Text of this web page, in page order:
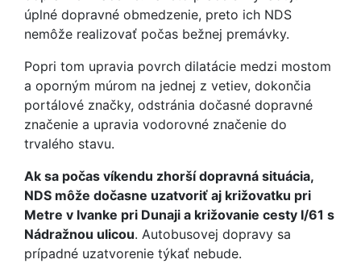
úplné dopravné obmedzenie, preto ich NDS
nemôže realizovať počas bežnej premávky.
Popri tom upravia povrch dilatácie medzi mostom
a oporným múrom na jednej z vetiev, dokončia
portálové značky, odstránia dočasné dopravné
značenie a upravia vodorovné značenie do
trvalého stavu.
Ak sa počas víkendu zhorší dopravná situácia,
NDS môže dočasne uzatvoriť aj križovatku pri
Metre v Ivanke pri Dunaji a križovanie cesty I/61 s
Nádražnou ulicou. Autobusovej dopravy sa
prípadné uzatvorenie týkať nebude.